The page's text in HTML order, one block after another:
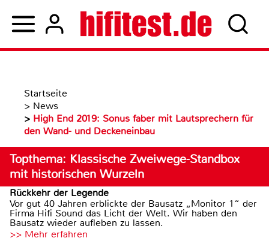
Startseite
> News
> High End 2019: Sonus faber mit Lautsprechern für
den Wand- und Deckeneinbau
Topthema: Klassische Zweiwege-Standbox
mit historischen Wurzeln
Rückkehr der Legende
Vor gut 40 Jahren erblickte der Bausatz „Monitor 1“ der
Firma Hifi Sound das Licht der Welt. Wir haben den
Bausatz wieder aufleben zu lassen.
>> Mehr erfahren